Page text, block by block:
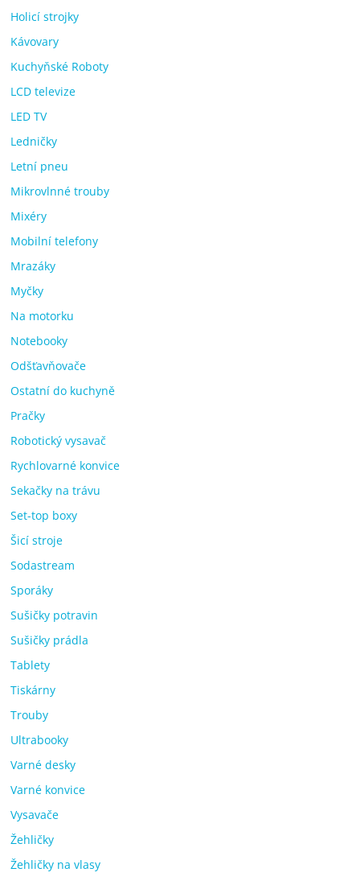
Holicí strojky
Kávovary
Kuchyňské Roboty
LCD televize
LED TV
Ledničky
Letní pneu
Mikrovlnné trouby
Mixéry
Mobilní telefony
Mrazáky
Myčky
Na motorku
Notebooky
Odšťavňovače
Ostatní do kuchyně
Pračky
Robotický vysavač
Rychlovarné konvice
Sekačky na trávu
Set-top boxy
Šicí stroje
Sodastream
Sporáky
Sušičky potravin
Sušičky prádla
Tablety
Tiskárny
Trouby
Ultrabooky
Varné desky
Varné konvice
Vysavače
Žehličky
Žehličky na vlasy